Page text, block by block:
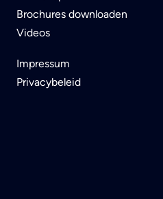
Brochures downloaden
Videos
Impressum
Privacybeleid